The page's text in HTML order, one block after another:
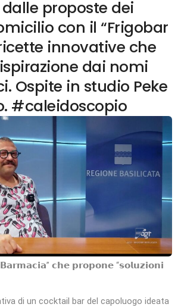
proposte dei
con il “Frigobar
innovative che
dai nomi
Ospite in studio Peke
#caleidoscopio
𝗰𝗵𝗲 𝗽𝗿𝗼𝗽𝗼𝗻𝗲 “𝘀𝗼𝗹𝘂𝘇𝗶𝗼𝗻𝗶
di un cocktail bar del capoluogo ideata